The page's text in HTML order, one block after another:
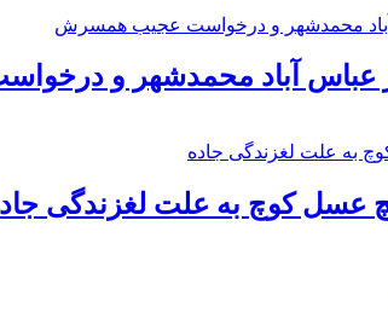
عباس آباد محمدشهر و
عسل کوچ به علت لغزندگی